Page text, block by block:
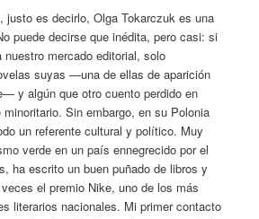
justo es decirlo, Olga Tokarczuk es una
puede decirse que inédita, pero casi: si
mercado editorial, solo
suyas —una de ellas de aparición
y algún que otro cuento perdido en
Sin embargo, en su Polonia
un referente cultural y político. Muy
verde en un país ennegrecido por el
ha escrito un buen puñado de libros y
el premio Nike, uno de los más
literarios nacionales. Mi primer contacto